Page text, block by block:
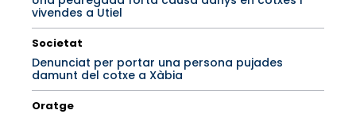
vivendes a Utiel
Societat
Denunciat per portar una persona pujades
damunt del cotxe a Xàbia
Oratge